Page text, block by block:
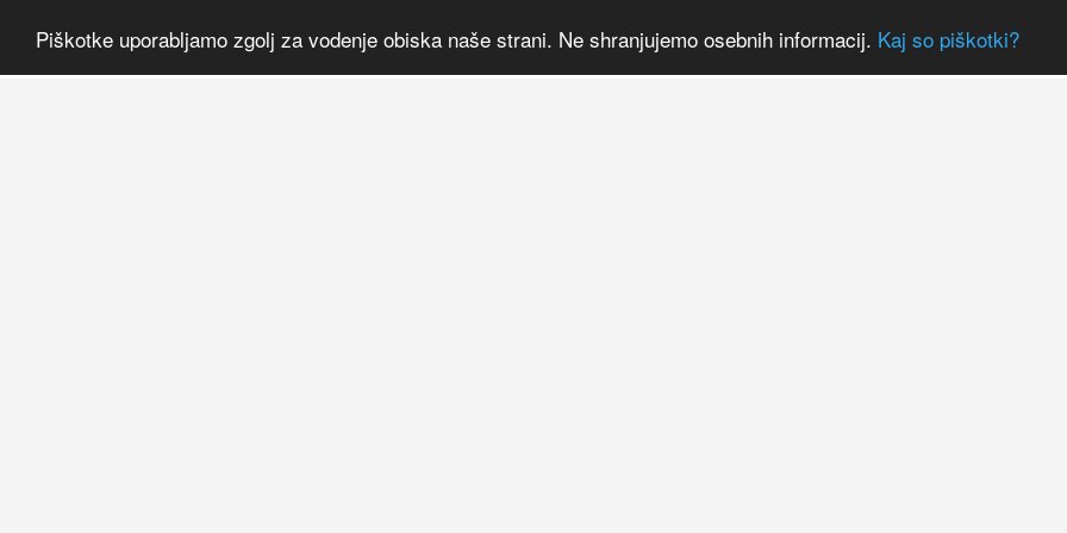
Piškotke uporabljamo zgolj za vodenje obiska naše strani. Ne shranjujemo osebnih informacij. Kaj so piškotki?